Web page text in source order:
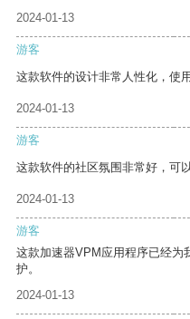
2024-01-13
游客
这款软件的设计非常人性化，使
2024-01-13
游客
这款软件的社区氛围非常好，可
2024-01-13
游客
这款加速器VPM应用程序已经为
护。
2024-01-13